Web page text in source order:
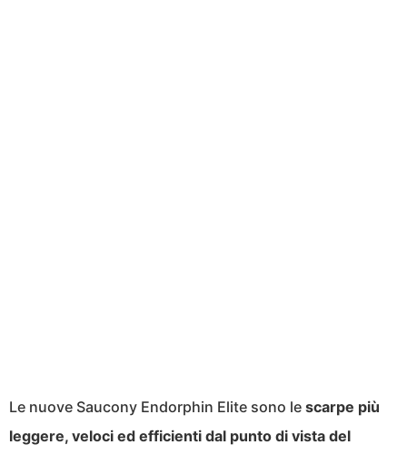
Le nuove Saucony Endorphin Elite sono le scarpe più
leggere, veloci ed efficienti dal punto di vista del